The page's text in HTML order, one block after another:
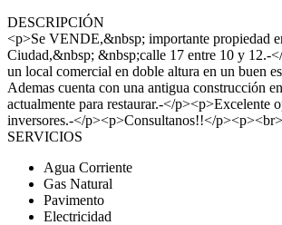
DESCRIPCIÓN
<p>Se VENDE,&nbsp; importante propiedad
Ciudad,&nbsp; &nbsp;calle 17 entre 10 y 12.-
un local comercial en doble altura en un buen
Ademas cuenta con una antigua construcción
actualmente para restaurar.-</p><p>Excelente
inversores.-</p><p>Consultanos!!</
SERVICIOS
Agua Corriente
Gas Natural
Pavimento
Electricidad